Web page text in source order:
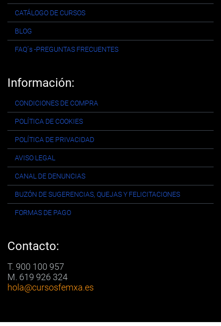
CATÁLOGO DE CURSOS
BLOG
FAQ´s -PREGUNTAS FRECUENTES
Información:
CONDICIONES DE COMPRA
POLÍTICA DE COOKIES
POLÍTICA DE PRIVACIDAD
AVISO LEGAL
CANAL DE DENUNCIAS
BUZÓN DE SUGERENCIAS, QUEJAS Y FELICITACIONES
FORMAS DE PAGO
Contacto:
T. 900 100 957
M. 619 926 324
hola@cursosfemxa.es